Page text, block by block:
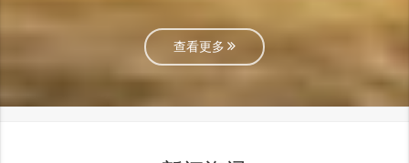
查看更多